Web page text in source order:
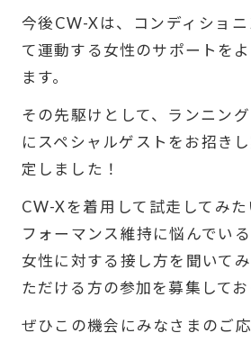
BASEBALL
ブランドについて
ニュース 最新のお知らせ
ユーザーボイス 愛用者の声
SHOPLIST SIZE
今後CW-Xは、コンディショ
て運動する女性のサポートを
ます。
その先駆けとして、ランニン
にスペシャルゲストをお招き
定しました！
CW-Xを着用して試走してみ
フォーマンス維持に悩んでい
女性に対する接し方を聞いて
ただける方の参加を募集してお
ぜひこの機会にみなさまのご